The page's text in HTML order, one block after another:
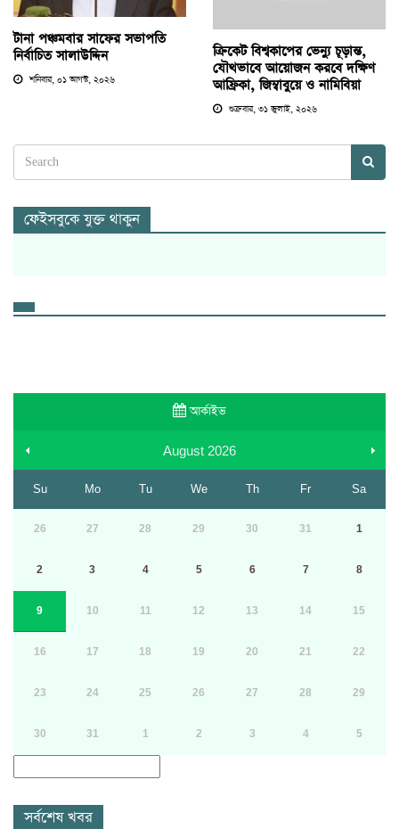
টানা পঞ্চমবার সাফের সভাপতি
নির্বাচিত সালাউদ্দিন
শনিবার, ০১ আগস্ট, ২০২৬
ক্রিকেট বিশ্বকাপের ভেন্যু চূড়ান্ত,
যৌথভাবে আয়োজন করবে দক্ষিণ
আফ্রিকা, জিম্বাবুয়ে ও নামিবিয়া
শুক্রবার, ৩১ জুলাই, ২০২৬
ফেইসবুকে যুক্ত থাকুন
আর্কাইভ
August 2026
Su Mo Tu We Th Fr Sa
26 27 28 29 30 31 1
2 3 4 5 6 7 8
9 10 11 12 13 14 15
16 17 18 19 20 21 22
23 24 25 26 27 28 29
30 31 1 2 3 4 5
সর্বশেষ খবর